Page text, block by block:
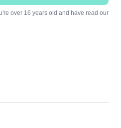
over 16 years old and have read our